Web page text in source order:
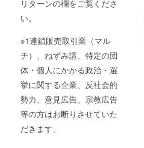
リターンの欄をご覧くださ
い。
※1連鎖販売取引業（マル
チ）、ねずみ講、特定の団
体・個人にかかる政治・選
挙に関する企業、反社会的
勢力、意見広告、宗教広告
等の方はお断りさせていた
だきます。